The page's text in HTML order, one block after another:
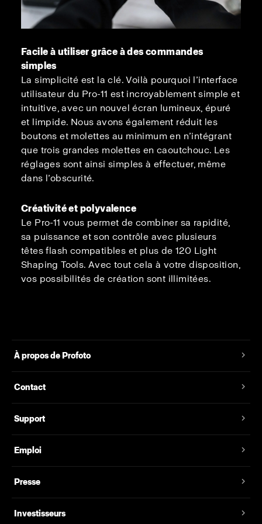
Facile à utiliser grâce à des commandes
simples
La simplicité est la clé. Voilà pourquoi l’interface
utilisateur du Pro-11 est incroyablement simple et
intuitive, avec un nouvel écran lumineux, épuré
et limpide. Nous avons également réduit les
boutons et molettes au minimum en n’intégrant
que trois grandes molettes en caoutchouc. Les
réglages sont ainsi simples à effectuer, même
dans l’obscurité.
Créativité et polyvalence
Le Pro-11 vous permet de combiner sa rapidité,
sa puissance et son contrôle avec plusieurs
têtes flash compatibles et plus de 120 Light
Shaping Tools. Avec tout cela à votre disposition,
vos possibilités de création sont illimitées.
À propos de Profoto
Contact
Support
Emploi
Presse
Investisseurs